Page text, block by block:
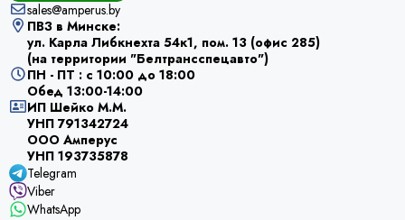
sales@amperus.by
ПВЗ в Минске:
ул. Карла Либкнехта 54к1, пом. 13 (офис 285)
(на территории "Белтрансспецавто")
ПН - ПТ : с 10:00 до 18:00
Обед 13:00-14:00
ИП Шейко М.М.
УНП 791342724
ООО Амперус
УНП 193735878
Telegram
Viber
WhatsApp